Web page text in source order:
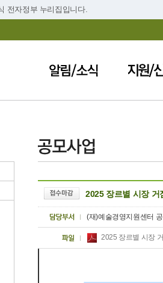
전자정부 누리집입니다.
2025 장르별 시장 거
(재)예술경영지원센터
2025 장르별 시장